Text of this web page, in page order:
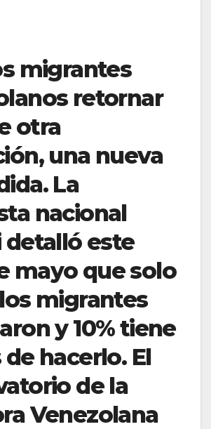
migrantes
retornar
otra
una nueva
La
nacional
detalló este
mayo que solo
migrantes
y 10% tiene
hacerlo. El
de la
Venezolana